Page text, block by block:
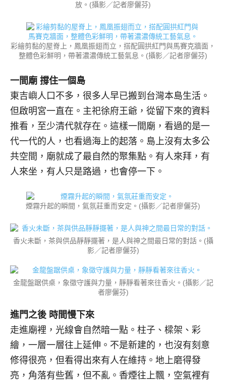
放。(攝影／記者廖儷芬)
彩繪剪黏的屋脊上，鳳凰振翅而立，搭配圓拱紅門與馬賽克牆面，
整體色彩鮮明，帶著濃濃傳統工藝氣息。(攝影／記者廖儷芬)
一間廟 撐住一個島
東吉嶼人口不多，很多人早已搬到台灣本島生活。
但啟明宮一直在。主祀徐府王爺，從留下來的資料
推看，至少清代就存在。這樣一間廟，看過的是一
代一代的人，也看過海上的起落。島上沒有太多公
共空間，廟就成了最自然的聚集點。有人來拜，有
人來坐，有人只是路過，也會停一下。
煙霧升起的瞬間，氣氛莊重而安定。(攝影／記者廖儷芬)
香火未斷，茶與供品靜靜擺著，是人與神之間最日常的對話。(攝
影／記者廖儷芬)
金龍盤踞供桌，象徵守護與力量，靜靜看著來往香火。(攝影／記
者廖儷芬)
進門之後 時間慢下來
走進廟裡，光線會自然暗一點。柱子、樑架、彩
繪，一層一層往上延伸。不是新建的，也沒有刻意
修得很亮，但看得出來有人在維持。地上磨得發
亮，角落有些舊，但不亂。香煙往上飄，空氣裡有